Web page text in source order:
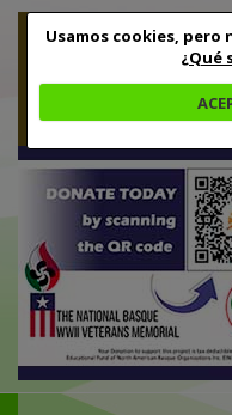
Usamos cookies, pero
¿Qué